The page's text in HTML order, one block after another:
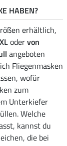
HABEN?
erhältlich,
odervon
angeboten
Fliegenmasken
wofür
zum
Unterkiefer
Welche
kannst du
die bei